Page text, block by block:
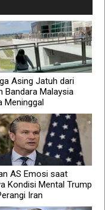
Asing Jatuh dari
Bandara Malaysia
Meninggal
AS Emosi saat
Kondisi Mental Trump
Iran